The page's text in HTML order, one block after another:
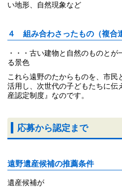
い地形、自然現象など
４ 組み合わさったもの（複合
・・・古い建物と自然のものと
る景色
これら遠野のたからものを、市民
活用し、次世代の子どもたちに伝
産認定制度』なのです。
応募から認定まで
遠野遺産候補の推薦条件
遺産候補が